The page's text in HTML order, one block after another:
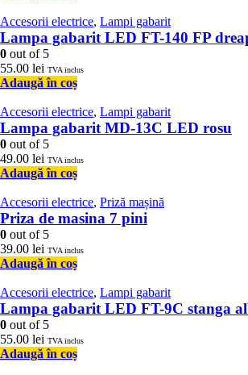
Accesorii electrice, Lampi gabarit
Lampa gabarit LED FT-140 FP
0 out of 5
55.00 lei TVA inclus
Adaugă în coș
Accesorii electrice, Lampi gabarit
Lampa gabarit MD-13C LED rosu
0 out of 5
49.00 lei TVA inclus
Adaugă în coș
Accesorii electrice, Priză mașină
Priza de masina 7 pini
0 out of 5
39.00 lei TVA inclus
Adaugă în coș
Accesorii electrice, Lampi gabarit
Lampa gabarit LED FT-9C stanga
0 out of 5
55.00 lei TVA inclus
Adaugă în coș